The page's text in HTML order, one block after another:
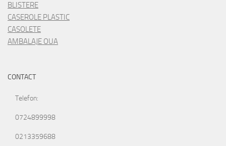
BLISTERE
CASEROLE PLASTIC
CASOLETE
AMBALAJE OUA
CONTACT
Telefon:
0724899998
0213359688